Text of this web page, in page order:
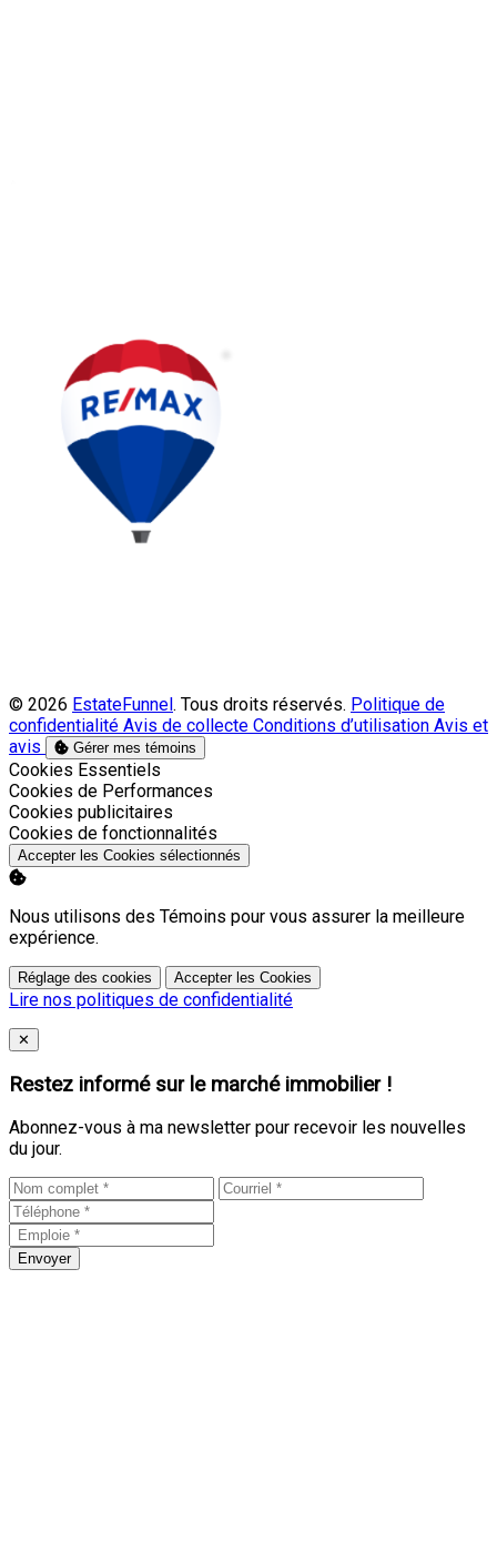
© 2026 EstateFunnel. Tous droits réservés. Politique de
confidentialité Avis de collecte Conditions d’utilisation Avis et
avis
Gérer mes témoins
Activer
Cookies Essentiels
Activer
Cookies de Performances
Activer
Cookies publicitaires
Activer
Cookies de fonctionnalités
Accepter les Cookies sélectionnés
Nous utilisons des Témoins pour vous assurer la meilleure
expérience.
Réglage des cookies Accepter les Cookies
Lire nos politiques de confidentialité
Close
✕
Restez informé sur le marché immobilier !
Abonnez-vous à ma newsletter pour recevoir les nouvelles
du jour.
Envoyer